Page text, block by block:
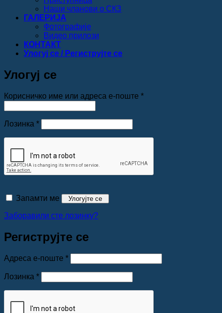
Наши чланови о СКЗ
ГАЛЕРИЈА
Фотографије
Видео прилози
КОНТАКТ
Улогуј се / Региструјте се
Улогуј се
Корисничко име или адреса е-поште *Обавезно
Лозинка *Обавезно
Запамти ме Улогујте се
Заборавили сте лозинку?
Региструјте се
Адреса е-поште *Обавезно
Лозинка *Обавезно